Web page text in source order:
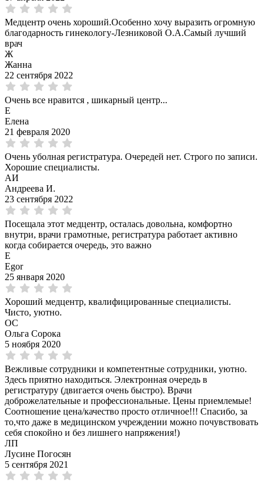
Медцентр очень хороший.Особенно хочу выразить огромную
благодарность гинекологу-Лезниковой О.А.Самый лучший
врач
Ж
Жанна
22 сентября 2022
Очень все нравится , шикарный центр...
Е
Елена
21 февраля 2020
Очень уболная регистратура. Очередей нет. Строго по записи.
Хорошие специалисты.
АИ
Андреева И.
23 сентября 2022
Посещала этот медцентр, осталась довольна, комфортно
внутри, врачи грамотные, регистратура работает активно
когда собирается очередь, это важно
E
Egor
25 января 2020
Хороший медцентр, квалифицированные специалисты.
Чисто, уютно.
ОС
Ольга Сорока
5 ноября 2020
Вежливые сотрудники и компетентные сотрудники, уютно.
Здесь приятно находиться. Электронная очередь в
регистратуру (двигается очень быстро). Врачи
доброжелательные и профессиональные. Цены приемлемые!
Соотношение цена/качество просто отличное!!! Спасибо, за
то,что даже в медицинском учреждении можно почувствовать
себя спокойно и без лишнего напряжения!)
ЛП
Лусине Погосян
5 сентября 2021